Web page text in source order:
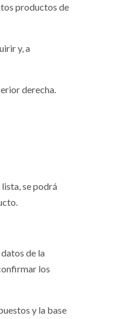
productos de
y, a
derecha.
se podrá
de la
los
y la base